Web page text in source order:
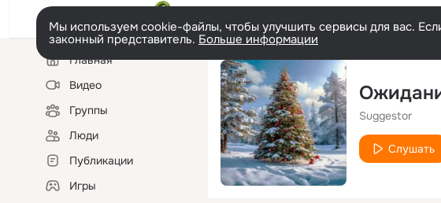
Мы используем cookie-файлы, чтобы улучшить сервисы для вас.
законный представитель. Больше информации
Левая
колонкаГлавная
Видео
Группы
Люди
Публикации
Игры
Suggestor
Слушать